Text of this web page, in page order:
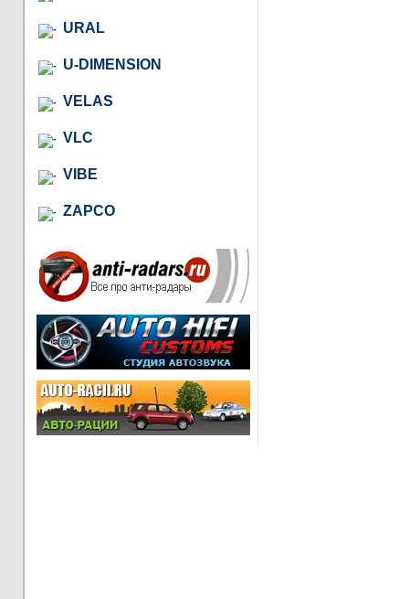
URAL
U-DIMENSION
VELAS
VLC
VIBE
ZAPCO